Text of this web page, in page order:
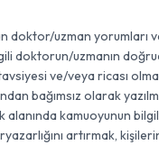
doktor/uzman yorumları
doktorun/uzmanın
ve/veya ricası
bağımsız olarak
alanında kamuoyunun
artırmak,